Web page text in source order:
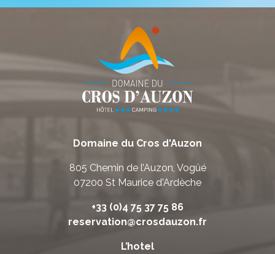
Domaine du Cros d'Auzon
805 Chemin de l’Auzon, Vogüé
07200 St Maurice d'Ardèche
+33 (0)4 75 37 75 86
reservation@crosdauzon.fr
L’hotel